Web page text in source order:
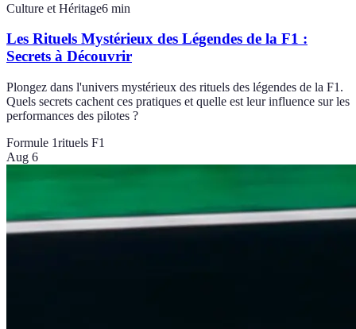
Culture et Héritage6 min
Les Rituels Mystérieux des Légendes de la F1 :
Secrets à Découvrir
Plongez dans l'univers mystérieux des rituels des légendes de la F1.
Quels secrets cachent ces pratiques et quelle est leur influence sur les
performances des pilotes ?
Formule 1rituels F1
Aug 6